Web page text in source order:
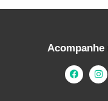
Acompanhe